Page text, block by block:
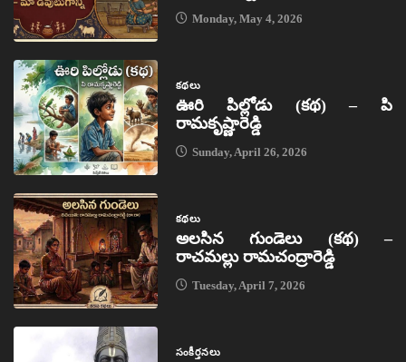
Monday, May 4, 2026
కథలు
ఊరి పిల్లోడు (కథ) – పి
రామకృష్ణారెడ్డి
Sunday, April 26, 2026
కథలు
అలసిన గుండెలు (కథ) –
రాచమల్లు రామచంద్రారెడ్డి
Tuesday, April 7, 2026
సంకీర్తనలు